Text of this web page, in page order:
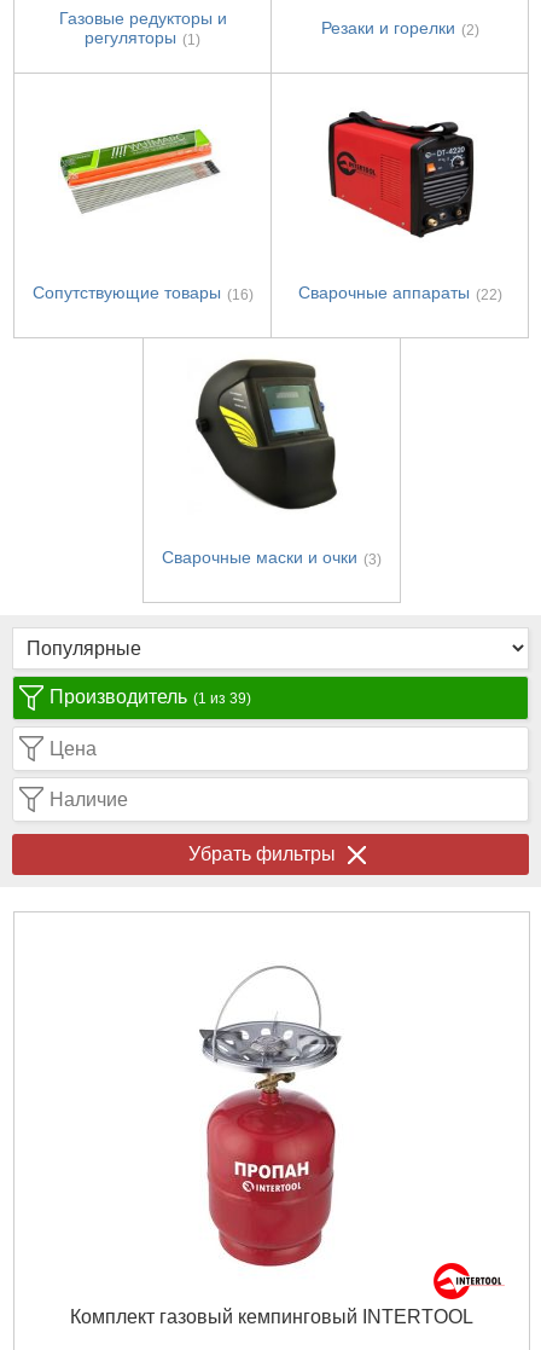
Газовые редукторы и
регуляторы (1)
Резаки и горелки (2)
Сопутствующие товары (16) Сварочные аппараты (22)
Сварочные маски и очки (3)
Производитель (1 из 39)
Цена
Наличие
Убрать фильтры
Комплект газовый кемпинговый INTERTOOL